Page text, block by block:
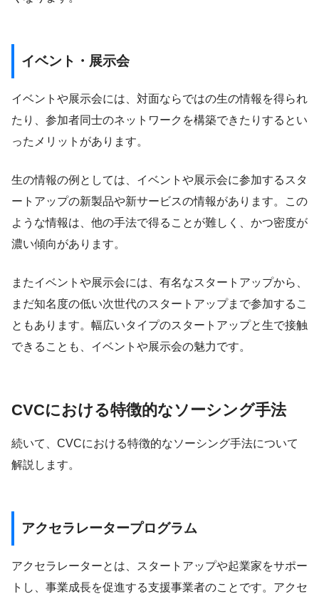
イベント・展示会
イベントや展示会には、対面ならではの生の情報を得られ
たり、参加者同士のネットワークを構築できたりするとい
ったメリットがあります。
生の情報の例としては、イベントや展示会に参加するスタ
ートアップの新製品や新サービスの情報があります。この
ような情報は、他の手法で得ることが難しく、かつ密度が
濃い傾向があります。
またイベントや展示会には、有名なスタートアップから、
まだ知名度の低い次世代のスタートアップまで参加するこ
ともあります。幅広いタイプのスタートアップと生で接触
できることも、イベントや展示会の魅力です。
CVCにおける特徴的なソーシング手法
続いて、CVCにおける特徴的なソーシング手法について
解説します。
アクセラレータープログラム
アクセラレーターとは、スタートアップや起業家をサポー
トし、事業成長を促進する支援事業者のことです。アクセ